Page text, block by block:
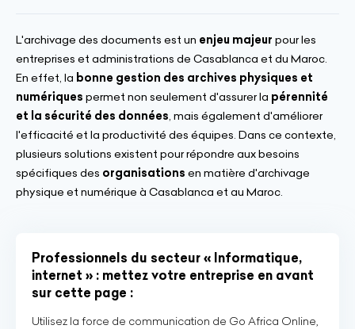
L'archivage des documents est un enjeu majeur pour les
entreprises et administrations de Casablanca et du Maroc.
En effet, la bonne gestion des archives physiques et
numériques permet non seulement d'assurer la pérennité
et la sécurité des données, mais également d'améliorer
l'efficacité et la productivité des équipes. Dans ce contexte,
plusieurs solutions existent pour répondre aux besoins
spécifiques des organisations en matière d'archivage
physique et numérique à Casablanca et au Maroc.
Professionnels du secteur « Informatique,
internet » : mettez votre entreprise en avant
sur cette page :
Utilisez la force de communication de Go Africa Online,